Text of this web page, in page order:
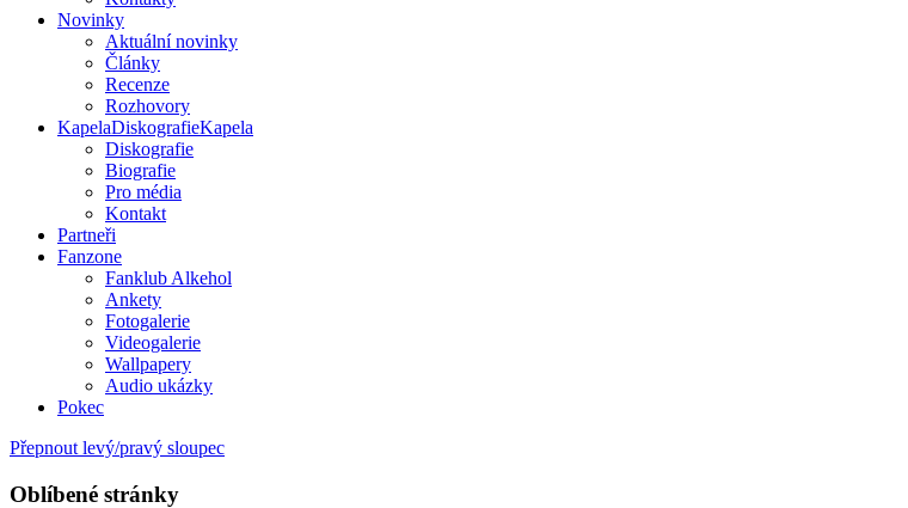
Novinky
Aktuální novinky
Články
Recenze
Rozhovory
KapelaDiskografieKapela
Diskografie
Biografie
Pro média
Kontakt
Partneři
Fanzone
Fanklub Alkehol
Ankety
Fotogalerie
Videogalerie
Wallpapery
Audio ukázky
Pokec
Přepnout levý/pravý sloupec
Oblíbené stránky